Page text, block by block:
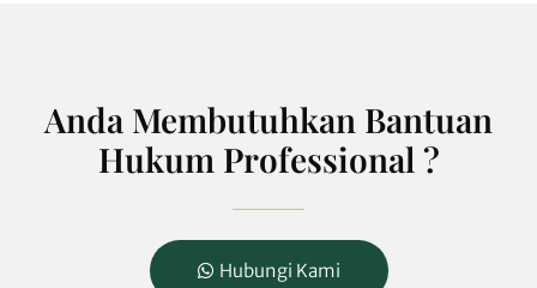
Anda Membutuhkan Bantuan
Hukum Professional ?
Hubungi Kami